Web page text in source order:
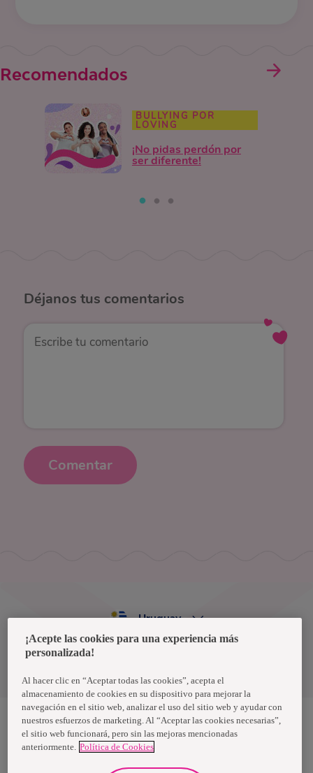
Recomendados
BULLYING POR
LOVING
¡No pidas perdón por
ser diferente!
Déjanos tus comentarios
Comentar
Política de privacidad de datos
Uruguay
Nosotras, una marca de Essity - una compañía global líder en
higiene y salud. Cada día, mil millones de personas, en todo el
¡Acepte las cookies para una experiencia más
personalizada!
Al hacer clic en “Aceptar todas las cookies”, acepta el
almacenamiento de cookies en su dispositivo para mejorar la
navegación en el sitio web, analizar el uso del sitio web y ayudar con
nuestros esfuerzos de marketing. Al “Aceptar las cookies necesarias”,
el sitio web funcionará, pero sin las mejoras mencionadas
anteriormente. Política de Cookies